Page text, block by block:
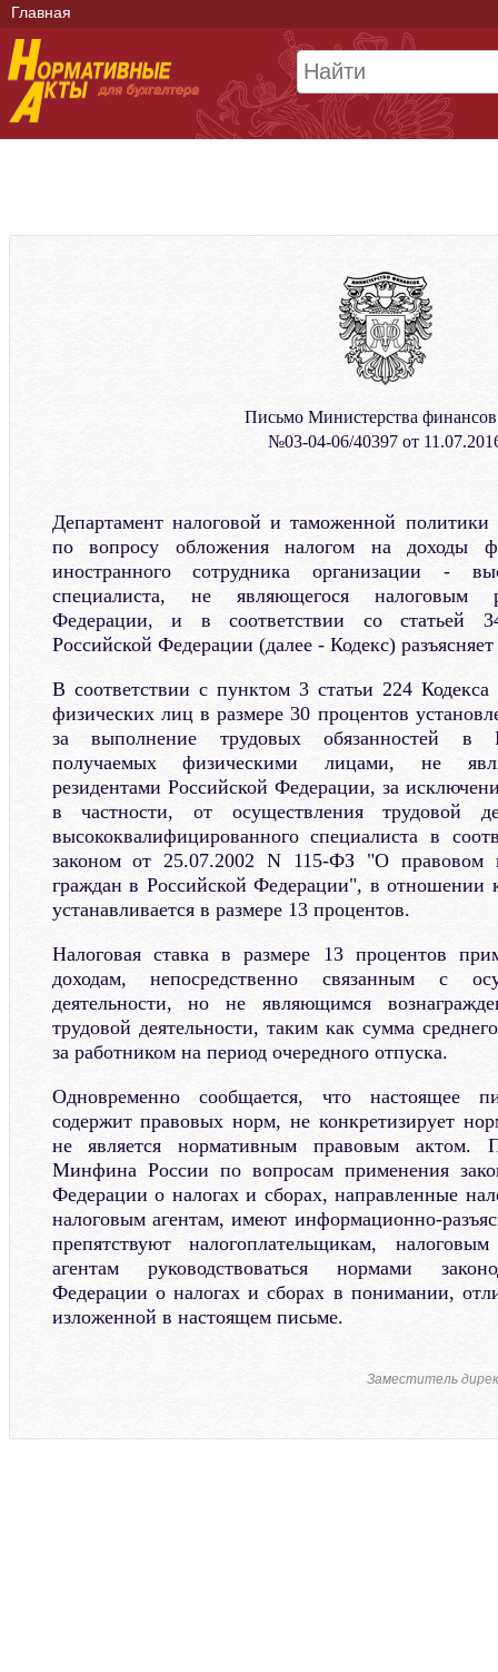
Главная
Письмо Министерства
№03-04-06/40397 от
Департамент налоговой и таможенной
по вопросу обложения налогом на доходы
иностранного сотрудника организации -
специалиста, не являющегося налоговым
Федерации, и в соответствии со статьей
Российской Федерации (далее - Кодекс)
В соответствии с пунктом 3 статьи 224 Кодекса
физических лиц в размере 30 процентов
за выполнение трудовых обязанностей в
получаемых физическими лицами, не
резидентами Российской Федерации, за
в частности, от осуществления трудовой
высококвалифицированного специалиста в
законом от 25.07.2002 N 115-ФЗ "О правовом
граждан в Российской Федерации", в отношении
устанавливается в размере 13 процентов.
Налоговая ставка в размере 13 процентов
доходам, непосредственно связанным с
деятельности, но не являющимся
трудовой деятельности, таким как сумма
за работником на период очередного отпуска.
Одновременно сообщается, что настоящее
содержит правовых норм, не конкретизирует
не является нормативным правовым актом.
Минфина России по вопросам применения
Федерации о налогах и сборах, направленные
налоговым агентам, имеют информационно-
препятствуют налогоплательщикам,
агентам руководствоваться нормами
Федерации о налогах и сборах в понимании,
изложенной в настоящем письме.
Заместитель